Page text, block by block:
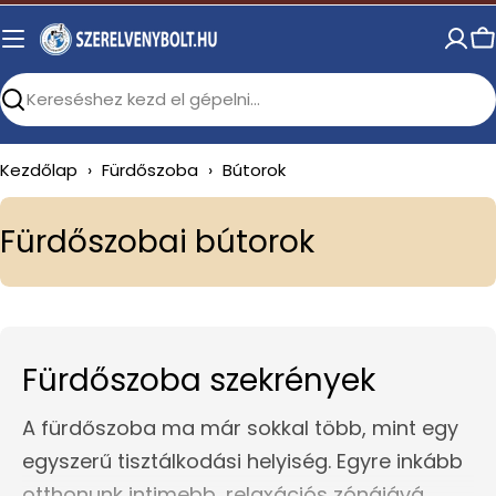
Skip
to
Search
Kezdőlap › Fürdőszoba › Bútorok
C
o
Fürdőszobai bútorok
Fürdőszoba szekrények
A fürdőszoba ma már sokkal több, mint egy
egyszerű tisztálkodási helyiség. Egyre inkább